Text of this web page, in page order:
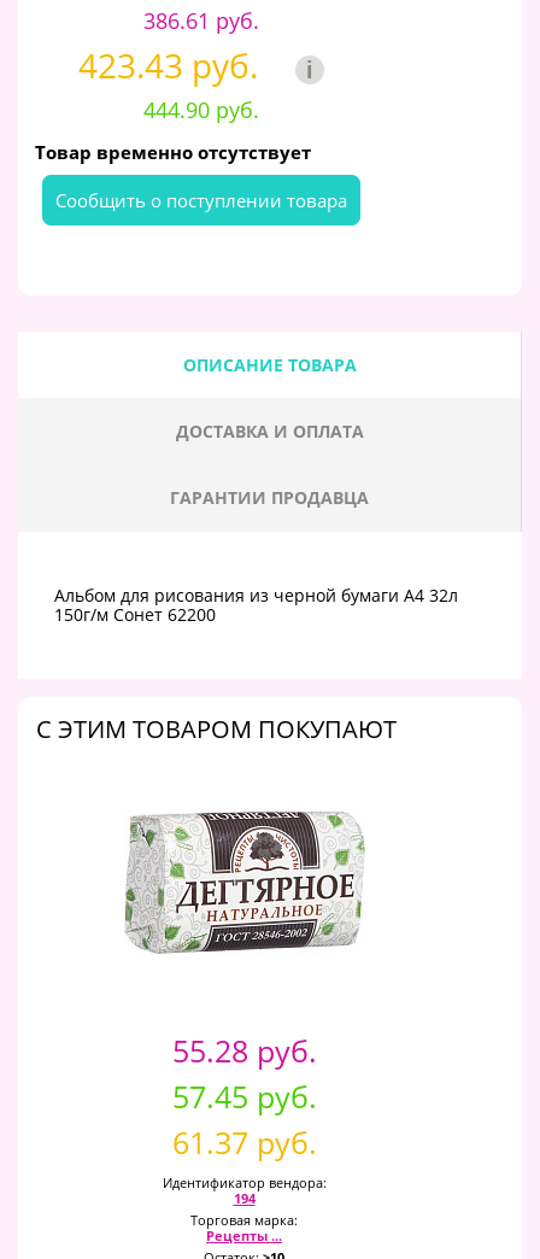
386.61 руб.
423.43 руб. i
444.90 руб.
Товар временно отсутствует
Cообщить о поступлении товара
ОПИСАНИЕ ТОВАРА
ДОСТАВКА И ОПЛАТА
ГАРАНТИИ ПРОДАВЦА
Альбом для рисования из черной бумаги А4 32л
150г/м Сонет 62200
C ЭТИМ ТОВАРОМ ПОКУПАЮТ
55.28 руб.
57.45 руб.
61.37 руб.
Идентификатор вендора:
194
Торговая марка:
Рецепты ...